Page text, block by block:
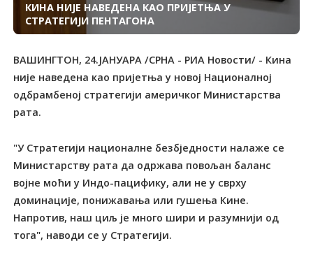
КИНА НИЈЕ НАВЕДЕНА КАО ПРИЈЕТЊА У
СТРАТЕГИЈИ ПЕНТАГОНА
ВАШИНГТОН, 24.ЈАНУАРА /СРНА - РИА Новости/ - Кина
није наведена као пријетња у новој Националној
одбрамбеној стратегији америчког Министарства
рата.
"У Стратегији националне безбједности налаже се
Министарству рата да одржава повољан баланс
војне моћи у Индо-пацифику, али не у сврху
доминације, понижавања или гушења Кине.
Напротив, наш циљ је много шири и разумнији од
тога", наводи се у Стратегији.